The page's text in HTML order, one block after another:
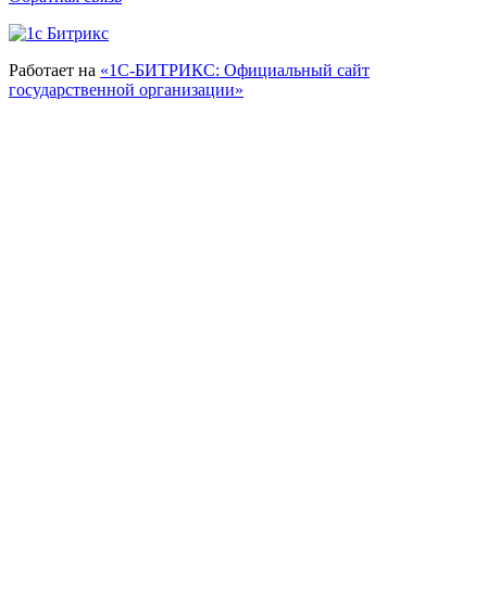
Работает на «1С-БИТРИКС: Официальный сайт
государственной организации»